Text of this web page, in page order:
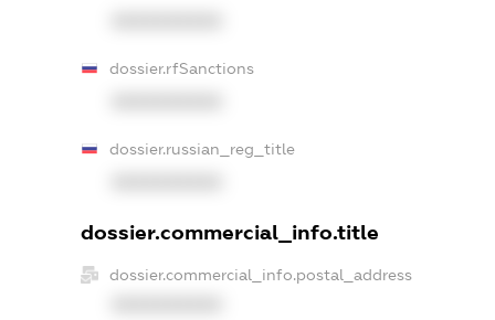
dossier.rfSanctions
dossier.russian_reg_title
dossier.commercial_info.title
dossier.commercial_info.postal_address